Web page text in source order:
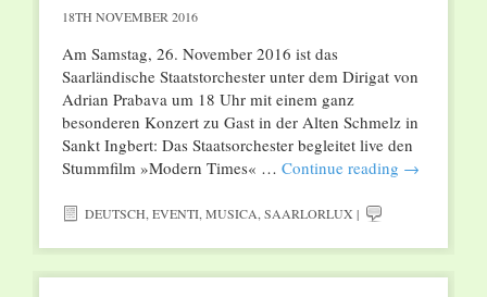
18TH NOVEMBER 2016
Am Samstag, 26. November 2016 ist das
Saarländische Staatstorchester unter dem Dirigat von
Adrian Prabava um 18 Uhr mit einem ganz
besonderen Konzert zu Gast in der Alten Schmelz in
Sankt Ingbert: Das Staatsorchester begleitet live den
Stummfilm »Modern Times« … Continue reading →
DEUTSCH,EVENTI,MUSICA,SAARLORLUX |